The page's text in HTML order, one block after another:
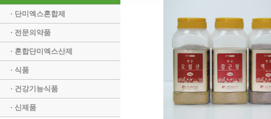
· 단미엑스혼합제
· 전문의약품
· 혼합단미엑스산제
· 식품
· 건강기능식품
· 신제품